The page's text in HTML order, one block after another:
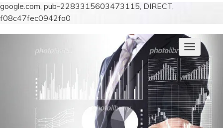
google.com, pub-2283315603473115, DIRECT,
f08c47fec0942fa0
ナ
ビ
ゲ
ー
シ
ョ
ン
を
切